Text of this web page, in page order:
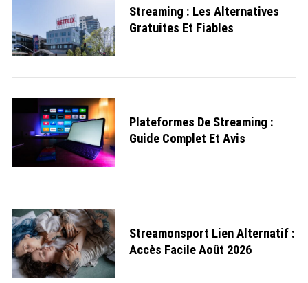
Streaming : Les Alternatives
Gratuites Et Fiables
Plateformes De Streaming :
Guide Complet Et Avis
Streamonsport Lien Alternatif :
Accès Facile Août 2026
S
e
a
r